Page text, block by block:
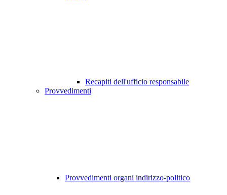
Recapiti dell'ufficio responsabile
Provvedimenti
Provvedimenti organi indirizzo-politico